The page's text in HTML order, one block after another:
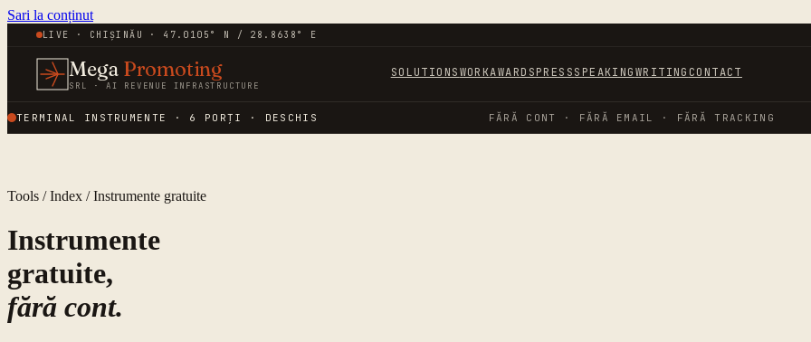
Sari la conținut
LIVE · CHIȘINĂU · 47.0105° N / 28.8638° E
Mega Promoting
SRL · AI REVENUE INFRASTRUCTURE
SOLUTIONSWORKAWARDSPRESSSPEAKINGWRITING CONTACT
TERMINAL INSTRUMENTE · 6 PORȚI · DESCHIS FĂRĂ CONT · FĂRĂ EMAIL · FĂRĂ TRACKING
Tools / Index / Instrumente gratuite
Instrumente
gratuite,
fără cont.